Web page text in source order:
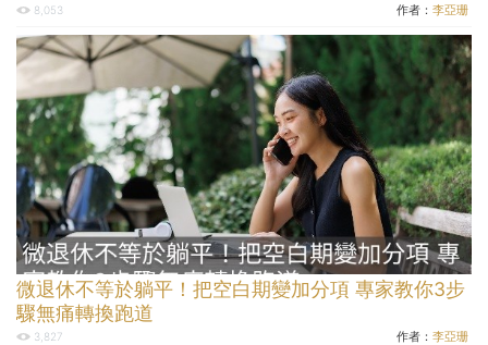
8,053 作者： 李亞珊
微退休不等於躺平！把空白期變加分項 專家教你3步
驟無痛轉換跑道
3,827 作者： 李亞珊